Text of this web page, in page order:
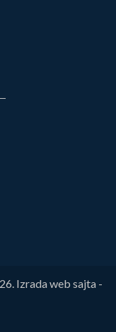
Izrada web sajta -